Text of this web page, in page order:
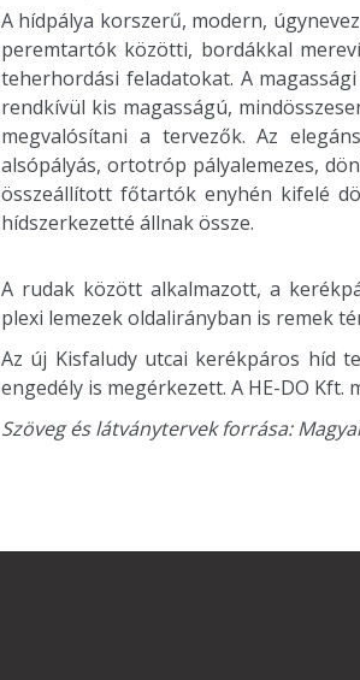
A hídpálya korszerű, modern,
peremtartók közötti, bordákkal
teherhordási feladatokat. A
rendkívül kis magasságú,
megvalósítani a tervezők. Az
alsópályás, ortotróp pályalemezes,
összeállított főtartók enyhén kifelé
hídszerkezetté állnak össze.
A rudak között alkalmazott, a
plexi lemezek oldalirányban is remek
Az új Kisfaludy utcai kerékpáros híd
engedély is megérkezett. A HE-DO
Szöveg és látványtervek forrása: